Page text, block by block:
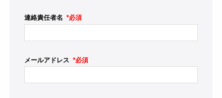
連絡責任者名 *必須
メールアドレス *必須